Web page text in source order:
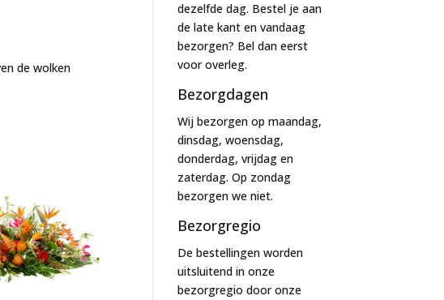
de wolken
dezelfde dag. Bestel je aan
de late kant en vandaag
bezorgen? Bel dan eerst
voor overleg.
Bezorgdagen
Wij bezorgen op maandag,
dinsdag, woensdag,
donderdag, vrijdag en
zaterdag. Op zondag
bezorgen we niet.
Bezorgregio
De bestellingen worden
uitsluitend in onze
bezorgregio door onze